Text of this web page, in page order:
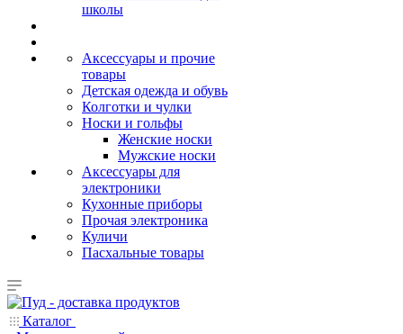
школы
Аксессуары и прочие
товары
Детская одежда и обувь
Колготки и чулки
Носки и гольфы
Женские носки
Мужские носки
Аксессуары для
электроники
Кухонные приборы
Прочая электроника
Куличи
Пасхальные товары
Каталог